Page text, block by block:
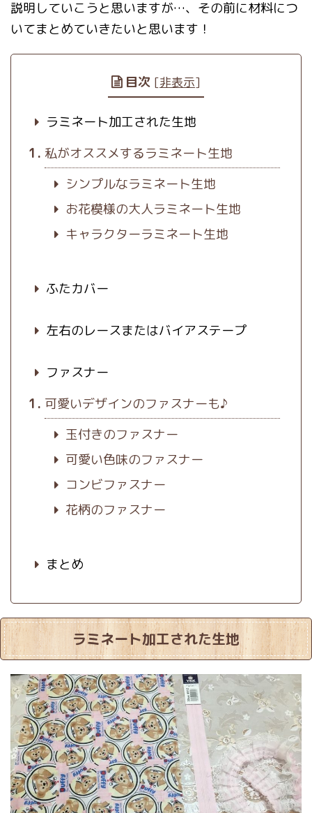
説明していこうと思いますが…、その前に材料につ
いてまとめていきたいと思います！
目次 [非表示]
ラミネート加工された生地
私がオススメするラミネート生地
シンプルなラミネート生地
お花模様の大人ラミネート生地
キャラクターラミネート生地
ふたカバー
左右のレースまたはバイアステープ
ファスナー
可愛いデザインのファスナーも♪
玉付きのファスナー
可愛い色味のファスナー
コンビファスナー
花柄のファスナー
まとめ
ラミネート加工された生地